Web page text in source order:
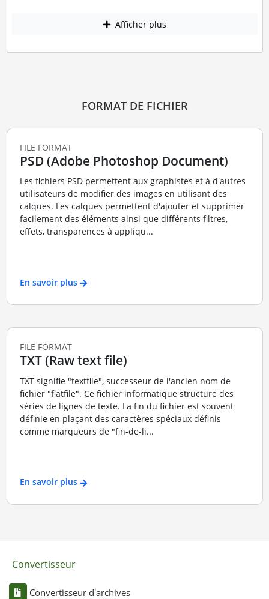
Afficher plus
FORMAT DE FICHIER
FILE FORMAT
PSD (Adobe Photoshop Document)
Les fichiers PSD permettent aux graphistes et à d'autres
utilisateurs de modifier des images en utilisant des
calques. Les calques permettent d'ajouter et supprimer
facilement des éléments ainsi que différents filtres,
effets, transparences à appliqu...
En savoir plus
FILE FORMAT
TXT (Raw text file)
TXT signifie "textfile", successeur de l'ancien nom de
fichier "flatfile". Ce fichier informatique structure des
séries de lignes de texte. La fin du fichier est souvent
définie en plaçant des caractères spéciaux définis
comme marqueurs de "fin-de-li...
En savoir plus
Convertisseur
Convertisseur d'archives